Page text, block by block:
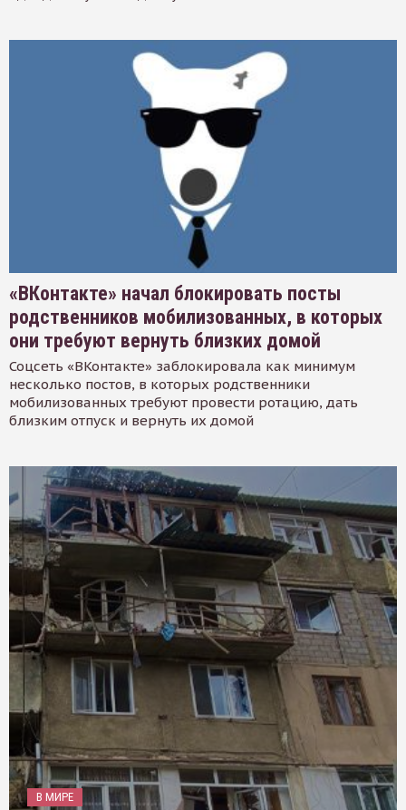
«ВКонтакте» начал блокировать посты
родственников мобилизованных, в которых
они требуют вернуть близких домой
Соцсеть «ВКонтакте» заблокировала как минимум
несколько постов, в которых родственники
мобилизованных требуют провести ротацию, дать
близким отпуск и вернуть их домой
В МИРЕ